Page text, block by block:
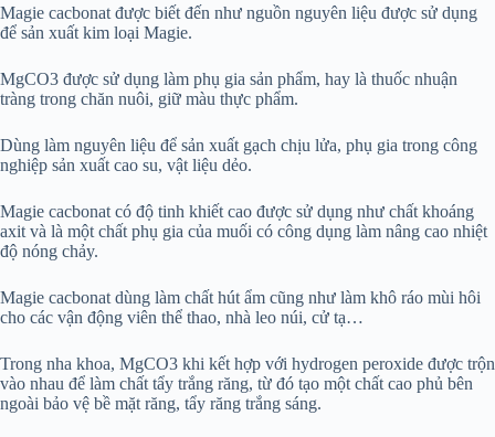
Magie cacbonat được biết đến như nguồn nguyên liệu được sử dụng
để sản xuất kim loại Magie.
MgCO3 được sử dụng làm phụ gia sản phẩm, hay là thuốc nhuận
tràng trong chăn nuôi, giữ màu thực phẩm.
Dùng làm nguyên liệu để sản xuất gạch chịu lửa, phụ gia trong công
nghiệp sản xuất cao su, vật liệu dẻo.
Magie cacbonat có độ tinh khiết cao được sử dụng như chất khoáng
axit và là một chất phụ gia của muối có công dụng làm nâng cao nhiệt
độ nóng chảy.
Magie cacbonat dùng làm chất hút ẩm cũng như làm khô ráo mùi hôi
cho các vận động viên thể thao, nhà leo núi, cử tạ…
Trong nha khoa, MgCO3 khi kết hợp với hydrogen peroxide được trộn
vào nhau để làm chất tẩy trắng răng, từ đó tạo một chất cao phủ bên
ngoài bảo vệ bề mặt răng, tẩy răng trắng sáng.